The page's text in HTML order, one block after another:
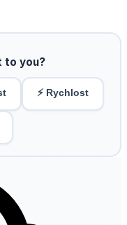
to you?
⚡ Rychlost